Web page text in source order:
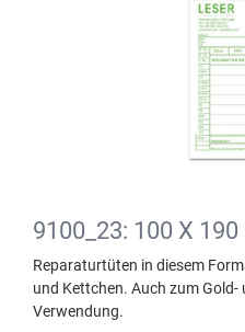
9100_23: 100 X
Reparaturtüten in diesem
und Kettchen. Auch zum
Verwendung.